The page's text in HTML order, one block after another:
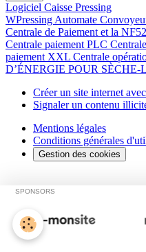
Logiciel Caisse Pressing
WPressing Automate
Centrale de Paiement et la
Centrale paiement PLC
paiement XXL Centrale
D’ÉNERGIE POUR SÈCHE-
Créer un site internet
Signaler un contenu
Mentions légales
Conditions générales
Gestion des cookies
SPONSORS